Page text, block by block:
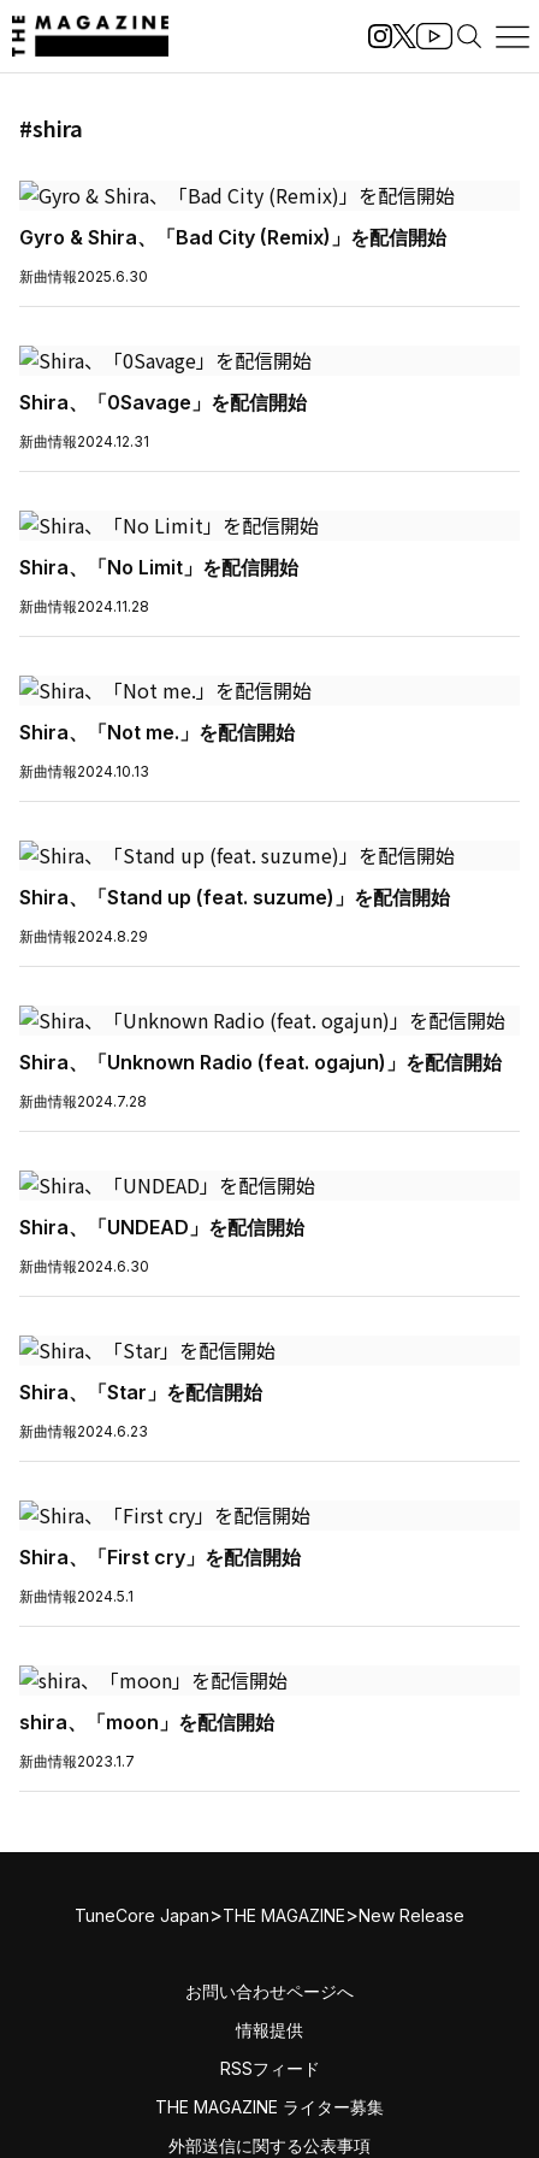
#shira
Gyro & Shira、「Bad City (Remix)」を配信開始
新曲情報2025.6.30
Shira、「0Savage」を配信開始
新曲情報2024.12.31
Shira、「No Limit」を配信開始
新曲情報2024.11.28
Shira、「Not me.」を配信開始
新曲情報2024.10.13
Shira、「Stand up (feat. suzume)」を配信開始
新曲情報2024.8.29
Shira、「Unknown Radio (feat. ogajun)」を配信開始
新曲情報2024.7.28
Shira、「UNDEAD」を配信開始
新曲情報2024.6.30
Shira、「Star」を配信開始
新曲情報2024.6.23
Shira、「First cry」を配信開始
新曲情報2024.5.1
shira、「moon」を配信開始
新曲情報2023.1.7
TuneCore Japan>THE MAGAZINE>New Release
お問い合わせページへ
情報提供
RSSフィード
THE MAGAZINE ライター募集
外部送信に関する公表事項